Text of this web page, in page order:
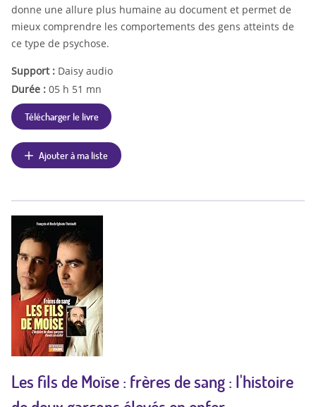
donne une allure plus humaine au document et permet de
mieux comprendre les comportements des gens atteints de
ce type de psychose.
Support : Daisy audio
Durée : 05 h 51 mn
Télécharger le livre
Ajouter à ma liste
Les fils de Moïse : frères de sang : l'histoire